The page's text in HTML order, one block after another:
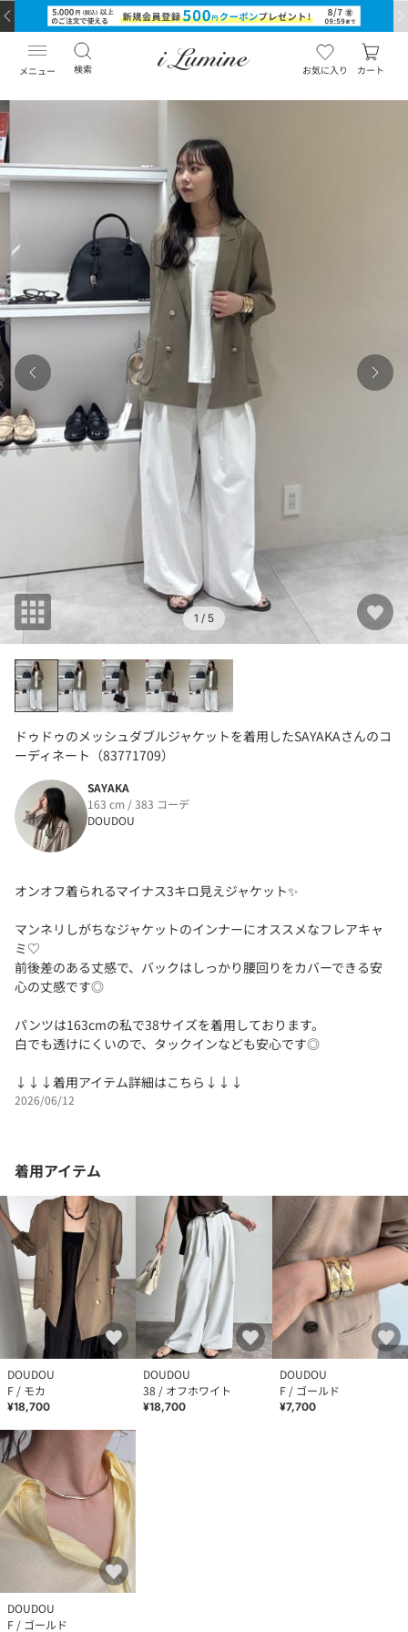
メニュー 検索 お気に入り カート
1 / 5
ドゥドゥのメッシュダブルジャケットを着用したSAYAKAさんのコ
ーディネート（83771709）
SAYAKA
163 cm / 383 コーデ
DOUDOU
オンオフ着られるマイナス3キロ見えジャケット✨
マンネリしがちなジャケットのインナーにオススメなフレアキャ
ミ♡
前後差のある丈感で、バックはしっかり腰回りをカバーできる安
心の丈感です◎
パンツは163cmの私で38サイズを着用しております。
白でも透けにくいので、タックインなども安心です◎
↓↓↓着用アイテム詳細はこちら↓↓↓
2026/06/12
着用アイテム
DOUDOU
F / モカ
¥18,700
DOUDOU
38 / オフホワイト
¥18,700
DOUDOU
F / ゴールド
¥7,700
DOUDOU
F / ゴールド